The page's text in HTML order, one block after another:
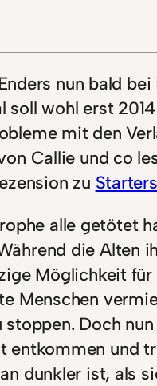
nun bald
wohl erst
mit den
Callie und co
zu Starters
alle getötet
die Alten
Möglichkeit
Menschen
Doch
entkommen und
dunkler ist, als